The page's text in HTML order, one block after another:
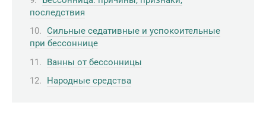
последствия
Сильные седативные и успокоительные
при бессоннице
Ванны от бессонницы
Народные средства